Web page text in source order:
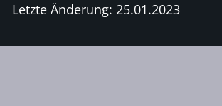
Letzte Änderung: 25.01.2023